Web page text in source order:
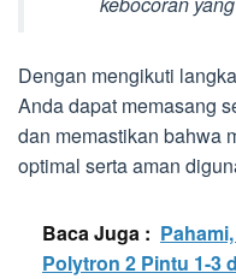
Dengan mengikuti
Anda dapat memasang
dan memastikan bahwa
optimal serta aman
Baca Juga :
Polytron 2 Pintu 1-3